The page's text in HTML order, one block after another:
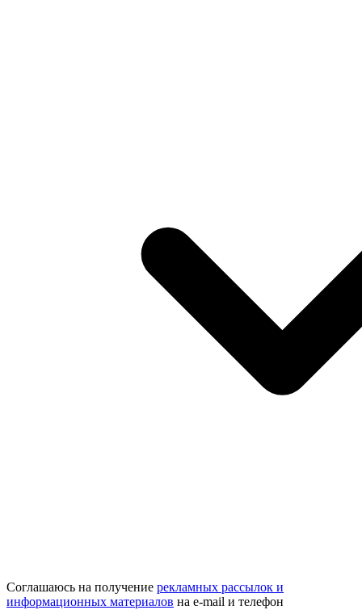
Соглашаюсь на получение рекламных рассылок и
информационных материалов на e‑mail и телефон